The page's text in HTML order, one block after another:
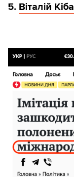
5. Віталій Кіба